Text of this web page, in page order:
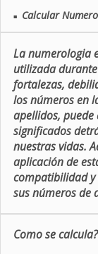
■ Calcular
La numerologia
utilizada
fortalezas,
los números en
apellidos,
significados
nuestras vidas.
aplicación de
compatibilidad y
sus números de
Como se calcula?